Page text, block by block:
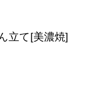
立て[美濃焼]